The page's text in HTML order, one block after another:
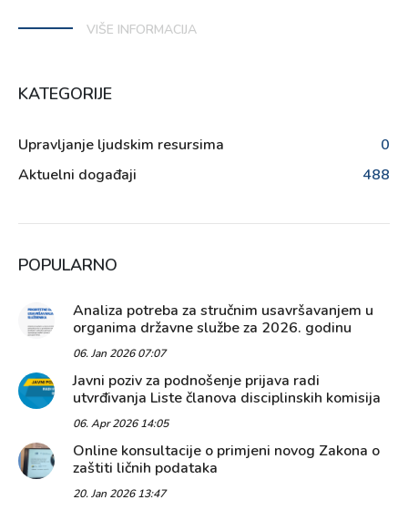
VIŠE INFORMACIJA
KATEGORIJE
Upravljanje ljudskim resursima
0
Aktuelni događaji
488
POPULARNO
Analiza potreba za stručnim usavršavanjem u
organima državne službe za 2026. godinu
06. Jan 2026 07:07
Javni poziv za podnošenje prijava radi
utvrđivanja Liste članova disciplinskih komisija
06. Apr 2026 14:05
Online konsultacije o primjeni novog Zakona o
zaštiti ličnih podataka
20. Jan 2026 13:47